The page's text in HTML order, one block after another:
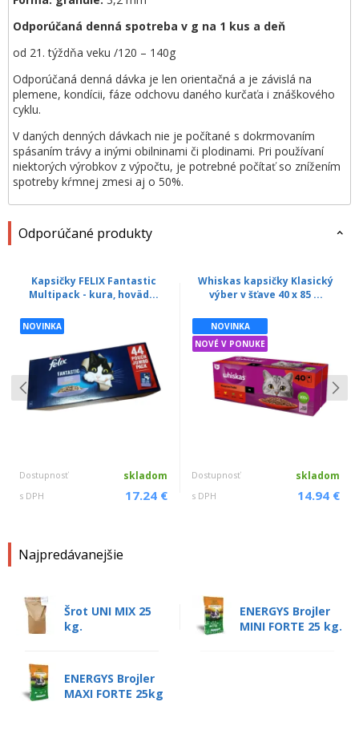
Najpredávanejšie
Šrot UNI MIX 25
kg.
ENERGYS Brojler
MINI FORTE 25 kg.
ENERGYS Brojler
MAXI FORTE 25kg
Odporúčaná denná spotreba v g na 1 kus a deň
od 21. týždňa veku /120 – 140g
Odporúčaná denná dávka je len orientačná a je závislá na
plemene, kondícii, fáze odchovu daného kurčaťa i znáškového
cyklu.
V daných denných dávkach nie je počítané s dokrmovaním
spásaním trávy a inými obilninami či plodinami. Pri používaní
niektorých výrobkov z výpočtu, je potrebné počítať so znížením
spotreby kŕmnej zmesi aj o 50%.
Odporúčané produkty
Kapsičky FELIX Fantastic
Multipack - kura, hoväd...
NOVINKA
Dostupnosť skladom
s DPH 17.24 €
Whiskas kapsičky Klasický
výber v šťave 40 x 85 ...
NOVINKA
NOVÉ V PONUKE
Dostupnosť skladom
s DPH 14.94 €